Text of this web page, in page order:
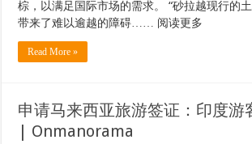
棕，以满足国际市场的需求。 “砂拉越现行的
带来了难以逾越的障碍…… 阅读更多
Read More »
申请马来西亚旅游签证：印度游
| Onmanorama